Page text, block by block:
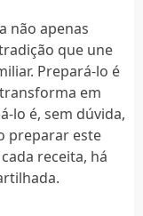
não apenas
que une
Prepará-lo é
em
lo é, sem dúvida,
preparar este
receita, há